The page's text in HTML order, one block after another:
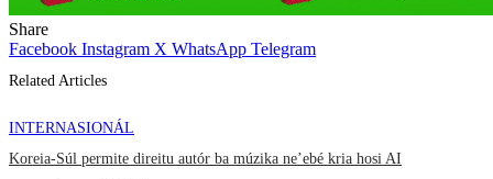
Share
Facebook Instagram X WhatsApp Telegram
Related Articles
INTERNASIONÁL
Koreia-Súl permite direitu autór ba múzika ne’ebé kria hosi AI